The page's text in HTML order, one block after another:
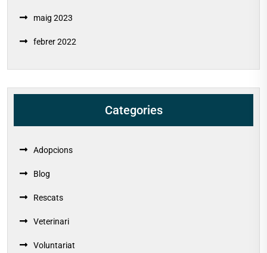
maig 2023
febrer 2022
Categories
Adopcions
Blog
Rescats
Veterinari
Voluntariat